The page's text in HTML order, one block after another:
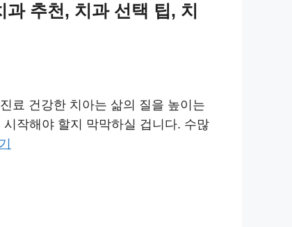
추천, 치과 선택 팁, 치
료 건강한 치아는 삶의 질을 높이는
작해야 할지 막막하실 겁니다. 수많